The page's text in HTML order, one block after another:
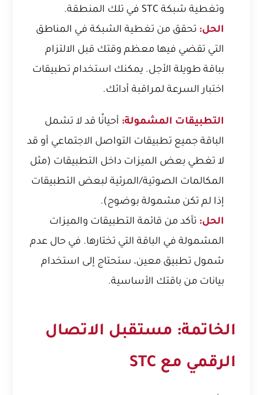
وتغطية شبكة STC في تلك المنطقة.
الحل: تحقق من تغطية الشبكة في المناطق
التي تقضي فيها معظم وقتك قبل الالتزام
بباقة طويلة الأجل. يمكنك استخدام تطبيقات
اختبار السرعة لمراقبة أدائك.
التطبيقات المشمولة: أحيانًا قد لا تشمل
الباقة جميع تطبيقات التواصل الاجتماعي أو قد
لا تغطي بعض الميزات داخل التطبيقات (مثل
المكالمات الصوتية/المرئية لبعض التطبيقات
إذا لم تكن مشمولة بوضوح).
الحل: تأكد من قائمة التطبيقات والميزات
المشمولة في الباقة التي تختارها. في حال عدم
شمول تطبيق معين، ستحتاج إلى استخدام
بيانات من باقتك الأساسية.
الخاتمة: مستقبل الاتصال
الرقمي مع STC